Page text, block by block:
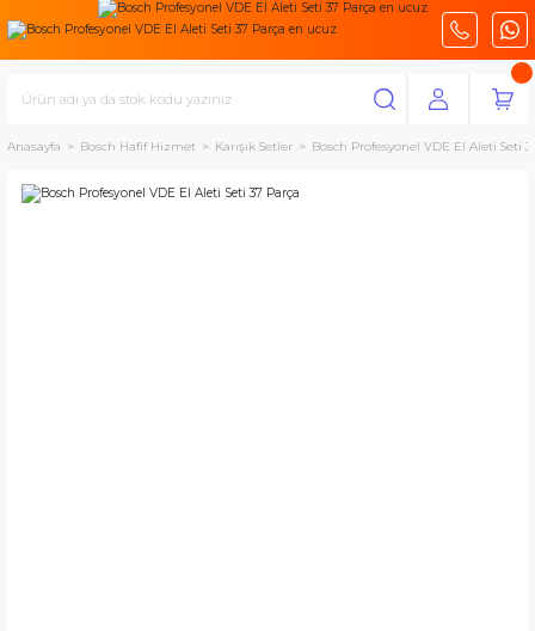
Anasayfa Bosch Hafif Hizmet Karışık Setler Bosch Profesyonel VDE El Aleti Seti